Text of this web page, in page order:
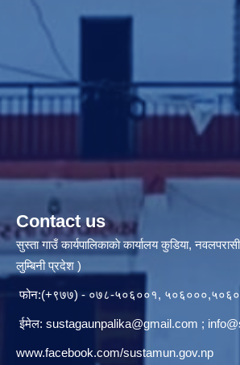
Contact us
सुस्ता गाउँ कार्यपालिकाकाे कार्यालय कुडिया,
लुम्बिनी प्रदेश )
फोन:(+९७७) - ०७८-५०६००१,
ईमेल: sustagaunpalika@gmail.com ;
www.facebook.com/sustamun.gov.np